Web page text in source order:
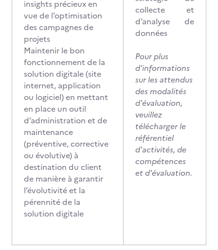
insights précieux en
vue de l’optimisation
des campagnes de
projets
Maintenir le bon
fonctionnement de la
solution digitale (site
internet, application
ou logiciel) en mettant
en place un outil
d’administration et de
maintenance
(préventive, corrective
ou évolutive) à
destination du client
de manière à garantir
l’évolutivité et la
pérennité de la
solution digitale
collecte et
d’analyse de
données
Pour plus
d'informations
sur les attendus
des modalités
d'évaluation,
veuillez
télécharger le
référentiel
d'activités, de
compétences
et d'évaluation.